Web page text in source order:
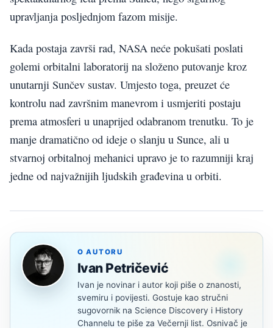
upravljanja posljednjom fazom misije.
Kada postaja završi rad, NASA neće pokušati poslati
golemi orbitalni laboratorij na složeno putovanje kroz
unutarnji Sunčev sustav. Umjesto toga, preuzet će
kontrolu nad završnim manevrom i usmjeriti postaju
prema atmosferi u unaprijed odabranom trenutku. To je
manje dramatično od ideje o slanju u Sunce, ali u
stvarnoj orbitalnoj mehanici upravo je to razumniji kraj
jedne od najvažnijih ljudskih građevina u orbiti.
O AUTORU
Ivan Petričević
Ivan je novinar i autor koji piše o znanosti,
svemiru i povijesti. Gostuje kao stručni
sugovornik na Science Discovery i History
Channelu te piše za Večernji list. Osnivač je